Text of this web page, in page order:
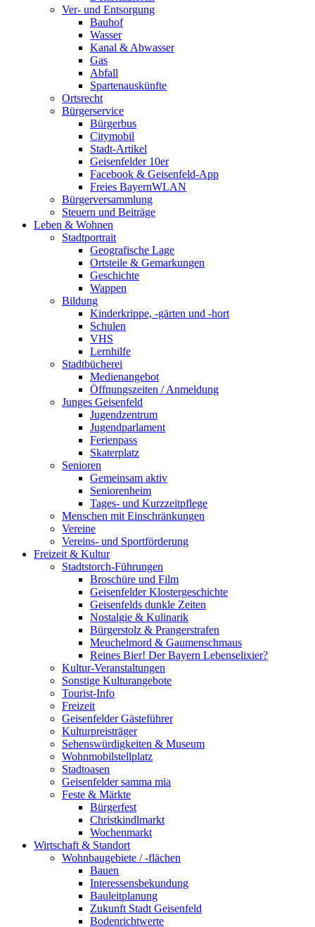
Ver- und Entsorgung
Bauhof
Wasser
Kanal & Abwasser
Gas
Abfall
Spartenauskünfte
Ortsrecht
Bürgerservice
Bürgerbus
Citymobil
Stadt-Artikel
Geisenfelder 10er
Facebook & Geisenfeld-App
Freies BayernWLAN
Bürgerversammlung
Steuern und Beiträge
Leben & Wohnen
Stadtportrait
Geografische Lage
Ortsteile & Gemarkungen
Geschichte
Wappen
Bildung
Kinderkrippe, -gärten und -hort
Schulen
VHS
Lernhilfe
Stadtbücherei
Medienangebot
Öffnungszeiten / Anmeldung
Junges Geisenfeld
Jugendzentrum
Jugendparlament
Ferienpass
Skaterplatz
Senioren
Gemeinsam aktiv
Seniorenheim
Tages- und Kurzzeitpflege
Menschen mit Einschränkungen
Vereine
Vereins- und Sportförderung
Freizeit & Kultur
Stadtstorch-Führungen
Broschüre und Film
Geisenfelder Klostergeschichte
Geisenfelds dunkle Zeiten
Nostalgie & Kulinarik
Bürgerstolz & Prangerstrafen
Meuchelmord & Gaumenschmaus
Reines Bier! Der Bayern Lebenselixier?
Kultur-Veranstaltungen
Sonstige Kulturangebote
Tourist-Info
Freizeit
Geisenfelder Gästeführer
Kulturpreisträger
Sehenswürdigkeiten & Museum
Wohnmobilstellplatz
Stadtoasen
Geisenfelder samma mia
Feste & Märkte
Bürgerfest
Christkindlmarkt
Wochenmarkt
Wirtschaft & Standort
Wohnbaugebiete / -flächen
Bauen
Interessensbekundung
Bauleitplanung
Zukunft Stadt Geisenfeld
Bodenrichtwerte